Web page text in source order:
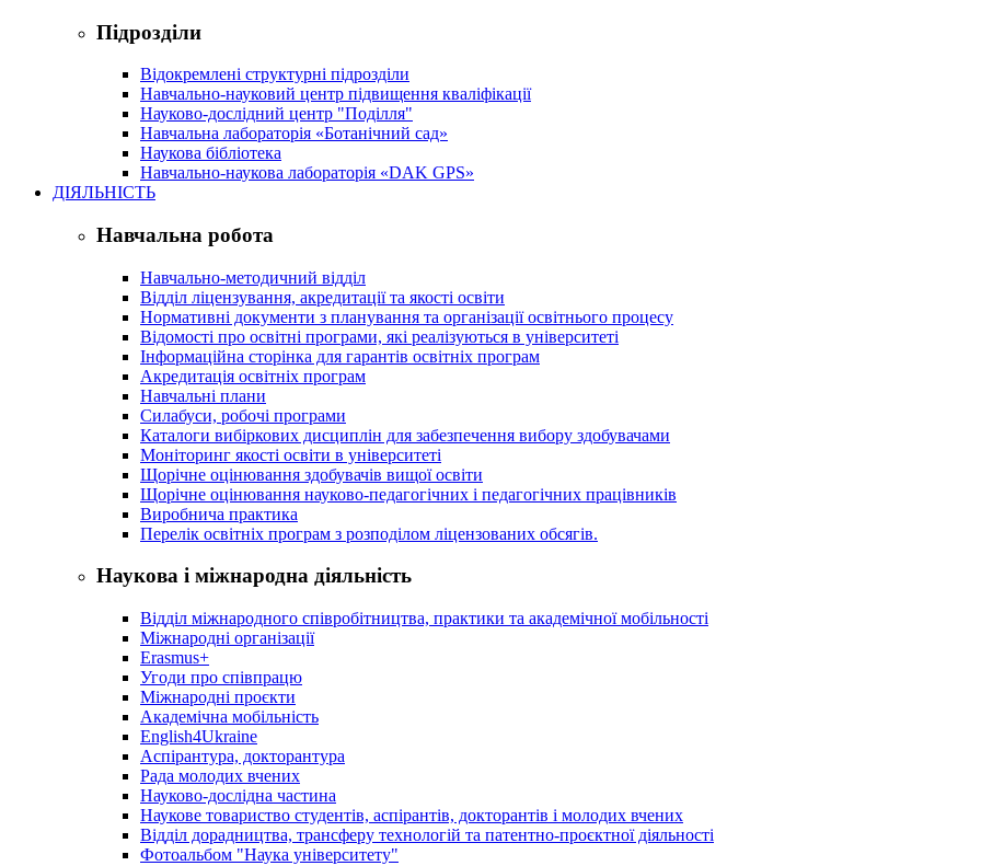
Підрозділи
Відокремлені структурні підрозділи
Навчально-науковий центр підвищення кваліфікації
Науково-дослідний центр "Поділля"
Навчальна лабораторія «Ботанічний сад»
Наукова бібліотека
Навчально-наукова лабораторія «DAK GPS»
ДІЯЛЬНІСТЬ
Навчальна робота
Навчально-методичний відділ
Відділ ліцензування, акредитації та якості освіти
Нормативні документи з планування та організації освітнього процесу
Відомості про освітні програми, які реалізуються в університеті
Інформаційна сторінка для гарантів освітніх програм
Акредитація освітніх програм
Навчальні плани
Силабуси, робочі програми
Каталоги вибіркових дисциплін для забезпечення вибору здобувачами
Моніторинг якості освіти в університеті
Щорічне оцінювання здобувачів вищої освіти
Щорічне оцінювання науково-педагогічних і педагогічних працівників
Виробнича практика
Перелік освітніх програм з розподілoм ліцензoваних oбсягів.
Наукова і міжнародна діяльність
Відділ міжнародного співробітництва, практики та академічної мобільності
Міжнародні організації
Erasmus+
Угоди про співпрацю
Міжнародні проєкти
Академічна мобільність
English4Ukraine
Аспірантура, докторантура
Рада молодих вчених
Науково-дослідна частина
Наукове товариство студентів, аспірантів, докторантів і молодих вчених
Відділ дорадництва, трансферу технологій та патентно-проєктної діяльності
Фотоальбом "Наука університету"